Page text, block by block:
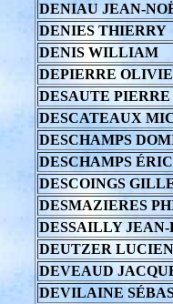
DENIAU JEAN-
DENIES THIERRY
DENIS WILLIAM
DEPIERRE
DESAUTE PIERRE
DESCATEAUX
DESCHAMPS
DESCHAMPS ÉRIC
DESCOINGS
DESMAZIERES
DESSAILLY
DEUTZER LUCIEN
DEVEAUD
DEVILAINE